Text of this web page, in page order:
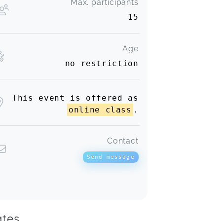
Max. participants
15
Age
no restriction
This event is offered as
online class .
Contact
Send message